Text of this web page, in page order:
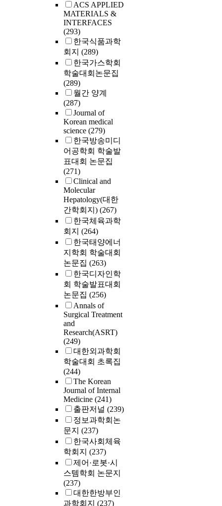
ACS APPLIED
MATERIALS &
INTERFACES
(293)
한국식품과학
회지 (289)
한국가스학회
학술대회논문집
(289)
월간 양계
(287)
Journal of
Korean medical
science (279)
한국방송미디
어공학회 학술발
표대회 논문집
(271)
Clinical and
Molecular
Hepatology(대한
간학회지) (267)
한국체육과학
회지 (264)
한국태양에너
지학회 학술대회
논문집 (263)
한국디자인학
회 학술발표대회
논문집 (256)
Annals of
Surgical Treatment
and
Research(ASRT)
(249)
대한외과학회
학술대회 초록집
(244)
The Korean
Journal of Internal
Medicine (241)
출판저널 (239)
정보과학회논
문지 (237)
한국사회체육
학회지 (237)
제어·로봇·시
스템학회 논문지
(237)
대한한방부인
과학회지 (237)